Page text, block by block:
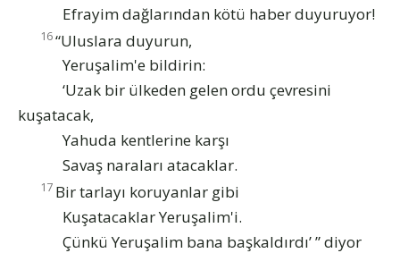
Efrayim dağlarından kötü haber duyuruyor!
16“Uluslara duyurun,
Yeruşalim'e bildirin:
‘Uzak bir ülkeden gelen ordu çevresini
kuşatacak,
Yahuda kentlerine karşı
Savaş naraları atacaklar.
17 Bir tarlayı koruyanlar gibi
Kuşatacaklar Yeruşalim'i.
Çünkü Yeruşalim bana başkaldırdı’ ” diyor